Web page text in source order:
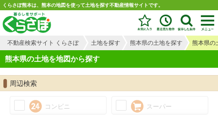
くらさぽ熊本は、熊本の地図を使って土地を探す不動産情報サイトです。
不動産検索サイト くらさぽ 土地を探す 熊本県の土地を探す 熊本県の
熊本県の土地を地図から探す
周辺検索
コンビニ スーパー